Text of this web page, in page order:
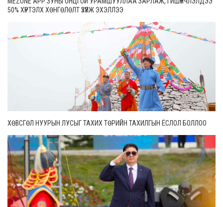
50% ХҮРТЭЛХ ХӨНГӨЛӨЛТ ҮЗҮҮЛЖ ЭХЭЛЛЭЭ
ХӨВСГӨЛ НУУРЫН ЛУСЫГ ТАХИХ ТӨРИЙН ТАХИЛГЫН ЁСЛОЛ БОЛЛОО